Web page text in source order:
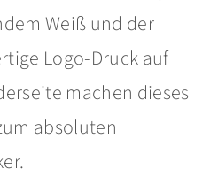
Weiß und der
Logo-Druck auf
machen dieses
absoluten